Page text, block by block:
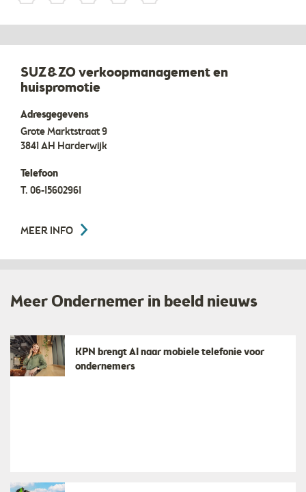
SUZ&ZO verkoopmanagement en
huispromotie
Adresgegevens
Grote Marktstraat 9
3841 AH Harderwijk
Telefoon
T. 06-15602961
MEER INFO
Meer Ondernemer in beeld nieuws
KPN brengt AI naar mobiele telefonie voor
ondernemers